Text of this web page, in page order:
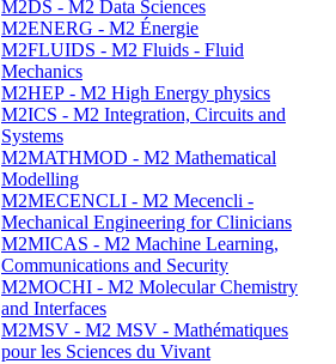
M2DS - M2 Data Sciences
M2ENERG - M2 Énergie
M2FLUIDS - M2 Fluids - Fluid
Mechanics
M2HEP - M2 High Energy physics
M2ICS - M2 Integration, Circuits and
Systems
M2MATHMOD - M2 Mathematical
Modelling
M2MECENCLI - M2 Mecencli -
Mechanical Engineering for Clinicians
M2MICAS - M2 Machine Learning,
Communications and Security
M2MOCHI - M2 Molecular Chemistry
and Interfaces
M2MSV - M2 MSV - Mathématiques
pour les Sciences du Vivant